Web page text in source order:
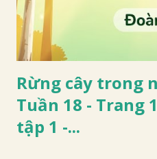
Rừng cây trong
Tuần 18 - Trang
tập 1 -...